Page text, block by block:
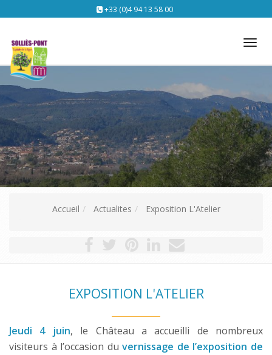
+33 (0)4 94 13 58 00
Accueil Actualites Exposition L'Atelier
EXPOSITION L'ATELIER
Jeudi 4 juin, le Château a accueilli de nombreux
visiteurs à l’occasion duvernissage de l’exposition de